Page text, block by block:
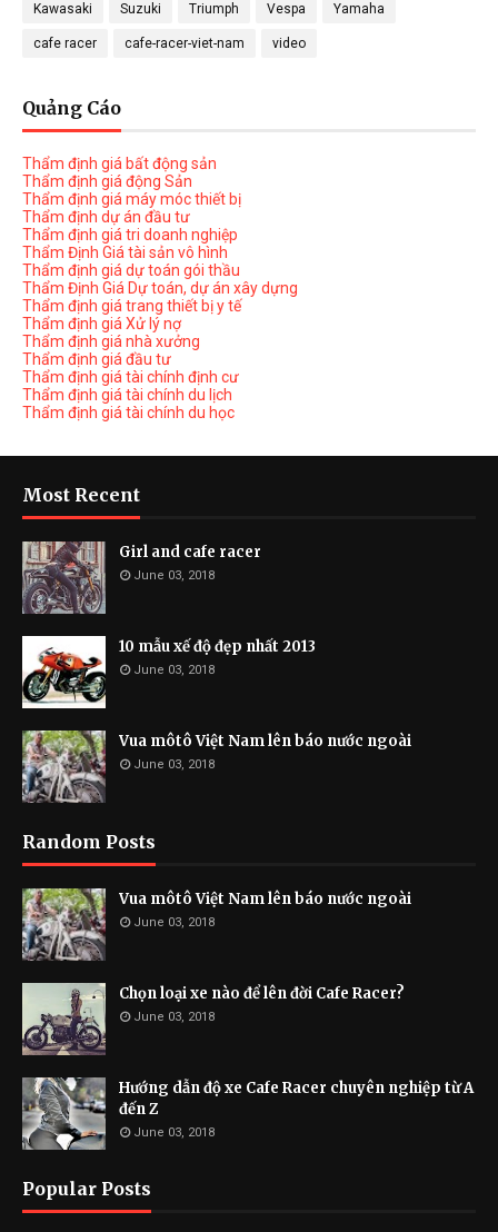
Kawasaki Suzuki Triumph Vespa Yamaha
cafe racer cafe-racer-viet-nam video
Quảng Cáo
Thẩm định giá bất động sản
Thẩm định giá động Sản
Thẩm định giá máy móc thiết bị
Thẩm định dự án đầu tư
Thẩm định giá tri doanh nghiệp
Thẩm Định Giá tài sản vô hình
Thẩm định giá dự toán gói thầu
Thẩm Định Giá Dự toán, dự án xây dựng
Thẩm định giá trang thiết bị y tế
Thẩm định giá Xử lý nợ
Thẩm định giá nhà xưởng
Thẩm định giá đầu tư
Thẩm định giá tài chính định cư
Thẩm định giá tài chính du lịch
Thẩm định giá tài chính du học
Most Recent
Girl and cafe racer
June 03, 2018
10 mẫu xế độ đẹp nhất 2013
June 03, 2018
Vua môtô Việt Nam lên báo nước ngoài
June 03, 2018
Random Posts
Vua môtô Việt Nam lên báo nước ngoài
June 03, 2018
Chọn loại xe nào để lên đời Cafe Racer?
June 03, 2018
Hướng dẫn độ xe Cafe Racer chuyên nghiệp từ A
đến Z
June 03, 2018
Popular Posts